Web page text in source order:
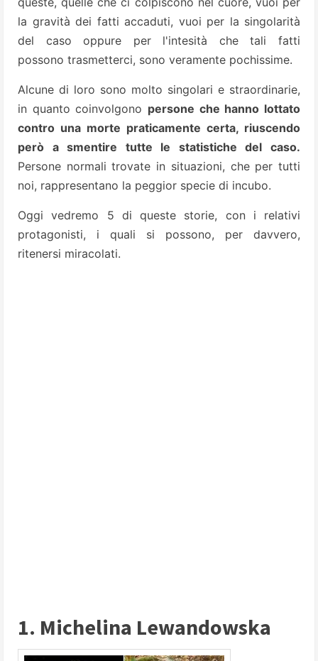
la gravità dei fatti accaduti, vuoi per la singolarità
del caso oppure per l'intesità che tali fatti
possono trasmetterci, sono veramente pochissime.
Alcune di loro sono molto singolari e straordinarie,
in quanto coinvolgono persone che hanno lottato
contro una morte praticamente certa, riuscendo
però a smentire tutte le statistiche del caso.
Persone normali trovate in situazioni, che per tutti
noi, rappresentano la peggior specie di incubo.
Oggi vedremo 5 di queste storie, con i relativi
protagonisti, i quali si possono, per davvero,
ritenersi miracolati.
1. Michelina Lewandowska